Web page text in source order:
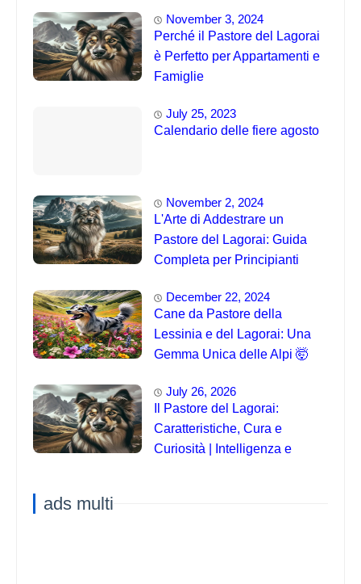
November 3, 2024
Perché il Pastore del Lagorai
è Perfetto per Appartamenti e
Famiglie
July 25, 2023
Calendario delle fiere agosto
November 2, 2024
L'Arte di Addestrare un
Pastore del Lagorai: Guida
Completa per Principianti
December 22, 2024
Cane da Pastore della
Lessinia e del Lagorai: Una
Gemma Unica delle Alpi 🤯
July 26, 2026
Il Pastore del Lagorai:
Caratteristiche, Cura e
Curiosità | Intelligenza e
ads multi